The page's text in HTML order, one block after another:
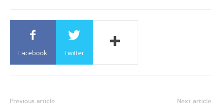
Facebook Twitter
Previous article Next article